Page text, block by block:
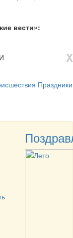
вести»:
X
Праздники